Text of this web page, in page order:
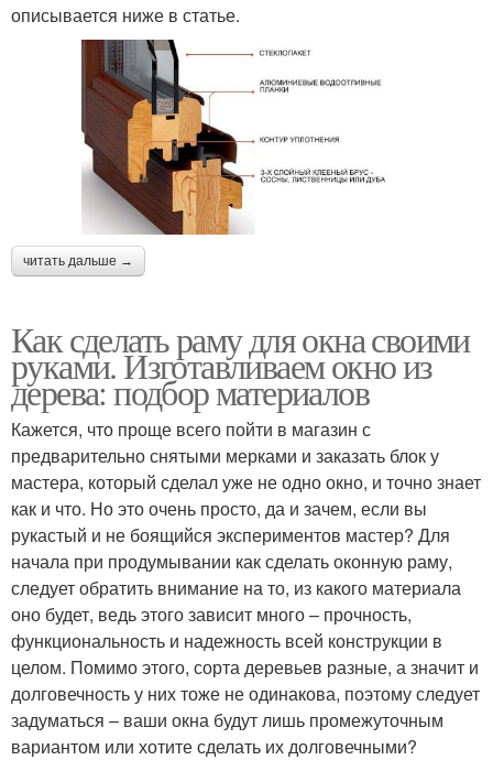
описывается ниже в статье.
читать дальше →
Как сделать раму для окна своими
руками. Изготавливаем окно из
дерева: подбор материалов
Кажется, что проще всего пойти в магазин с
предварительно снятыми мерками и заказать блок у
мастера, который сделал уже не одно окно, и точно знает
как и что. Но это очень просто, да и зачем, если вы
рукастый и не боящийся экспериментов мастер? Для
начала при продумывании как сделать оконную раму,
следует обратить внимание на то, из какого материала
оно будет, ведь этого зависит много – прочность,
функциональность и надежность всей конструкции в
целом. Помимо этого, сорта деревьев разные, а значит и
долговечность у них тоже не одинакова, поэтому следует
задуматься – ваши окна будут лишь промежуточным
вариантом или хотите сделать их долговечными?